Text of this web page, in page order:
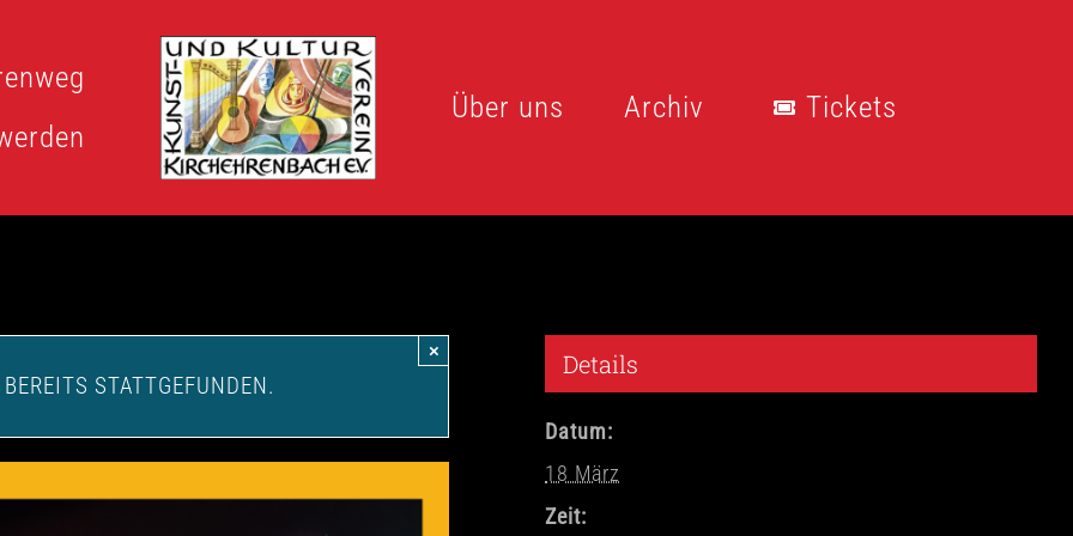
Über uns Archiv Tickets
STATTGEFUNDEN.
× Details
Datum:
18 März
Zeit: